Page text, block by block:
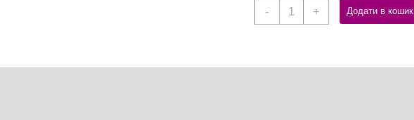
-
Hakko
припій
+ Додати в кошик